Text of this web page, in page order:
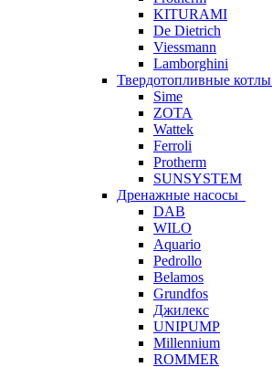
KITURAMI
De Dietrich
Viessmann
Lamborghini
Твердотопливные котлы
Sime
ZOTA
Wattek
Ferroli
Protherm
SUNSYSTEM
Дренажные насосы
DAB
WILO
Aquario
Pedrollo
Belamos
Grundfos
Джилекс
UNIPUMP
Millennium
ROMMER